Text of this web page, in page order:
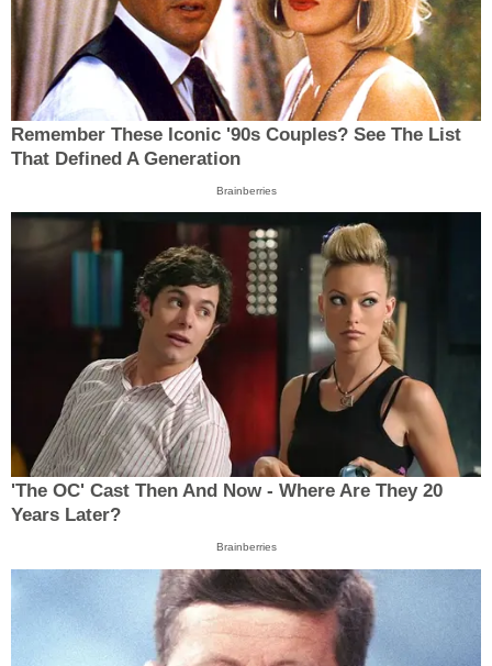
Remember These Iconic '90s Couples? See The List
That Defined A Generation
Brainberries
'The OC' Cast Then And Now - Where Are They 20
Years Later?
Brainberries